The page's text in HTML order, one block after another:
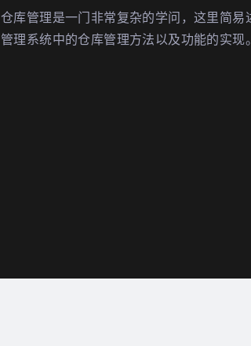
仓库管理是一门非常复杂的学问，这里简易
管理系统中的仓库管理方法以及功能的实现